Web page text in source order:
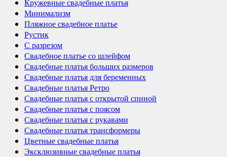
Кружевные свадебные платья
Минимализм
Пляжное свадебное платье
Рустик
С разрезом
Свадебное платье со шлейфом
Свадебные платья больших размеров
Свадебные платья для беременных
Свадебные платья Ретро
Свадебные платья с открытой спиной
Свадебные платья с поясом
Свадебные платья с рукавами
Свадебные платья трансформеры
Цветные свадебные платья
Эксклюзивные свадебные платья